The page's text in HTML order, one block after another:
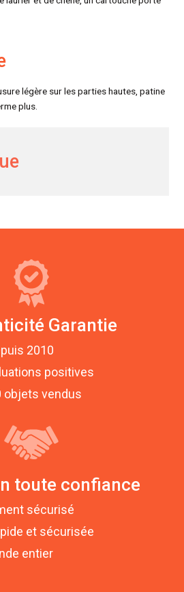
légère sur les parties hautes, patine
plus.
Garantie
2010
positives
objets vendus
toute confiance
sécurisé
et sécurisée
entier